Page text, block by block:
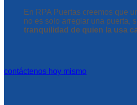
En RPA Puertas creemos que
no es solo arreglar una puerta,
tranquilidad de quien la usa
contáctenos hoy mismo